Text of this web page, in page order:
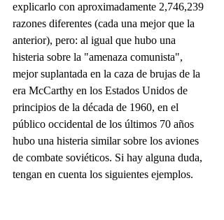
explicarlo con aproximadamente 2,746,239
razones diferentes (cada una mejor que la
anterior), pero: al igual que hubo una
histeria sobre la "amenaza comunista",
mejor suplantada en la caza de brujas de la
era McCarthy en los Estados Unidos de
principios de la década de 1960, en el
público occidental de los últimos 70 años
hubo una histeria similar sobre los aviones
de combate soviéticos. Si hay alguna duda,
tengan en cuenta los siguientes ejemplos.